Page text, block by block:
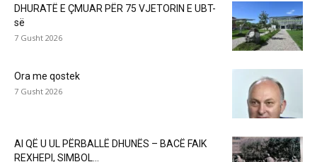
DHURATË E ÇMUAR PËR 75 VJETORIN E UBT-
së
7 Gusht 2026
Ora me qostek
7 Gusht 2026
AI QË U UL PËRBALLË DHUNËS – BACË FAIK
REXHEPI, SIMBOL...